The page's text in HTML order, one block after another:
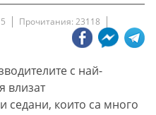
Прочитания: 23118
с най-
влизат
седани, които са много